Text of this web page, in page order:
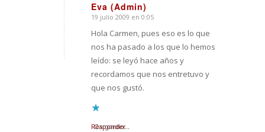
Eva (Admin)
Dice:
19 julio 2009 en 0:05
Hola Carmen, pues eso es lo que
nos ha pasado a los que lo hemos
leído: se leyó hace años y
recordamos que nos entretuvo y
que nos gustó.
Cargando...
Responder